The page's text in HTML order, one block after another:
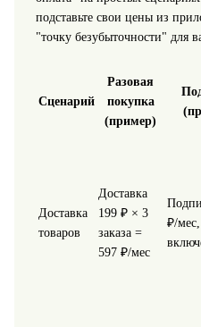
подставьте свои цены из
"точку безубыточности" для
Сценарий
Разовая
покупка
(пример)
Доставка
товаров
Доставка
199 ₽ × 3
заказа =
597 ₽/мес
₽/мес,